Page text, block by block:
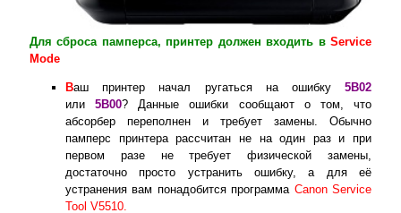
Для сброса памперса, принтер должен входить в Service
Mode
Ваш принтер начал ругаться на ошибку 5B02
или5B00? Данные ошибки сообщают о том, что
абсорбер переполнен и требует замены. Обычно
памперс принтера рассчитан не на один раз и при
первом разе не требует физической замены,
достаточно просто устранить ошибку, а для её
устранения вам понадобится программа Canon Service
Tool V5510.